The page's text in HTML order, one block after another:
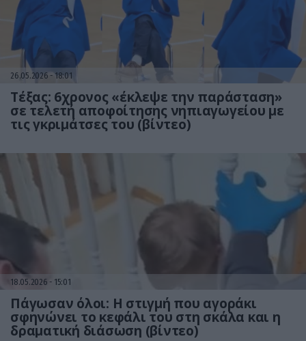
26.05.2026 18:01
Τέξας: 6χρονος «έκλεψε την παράσταση»
σε τελετή αποφοίτησης νηπιαγωγείου με
τις γκριμάτσες του (βίντεο)
18.05.2026 15:01
Πάγωσαν όλοι: Η στιγμή που αγοράκι
σφηνώνει το κεφάλι του στη σκάλα και η
δραματική διάσωση (βίντεο)